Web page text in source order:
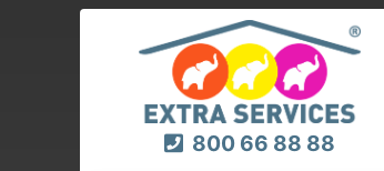
800 66 88 88